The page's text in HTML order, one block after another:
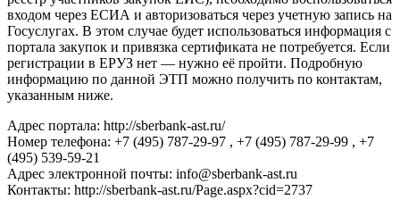
входом через ЕСИА и авторизоваться через учетную запись на
Госуслугах. В этом случае будет использоваться информация с
портала закупок и привязка сертификата не потребуется. Если
регистрации в ЕРУЗ нет — нужно её пройти. Подробную
информацию по данной ЭТП можно получить по контактам,
указанным ниже.
Адрес портала: http://sberbank-ast.ru/
Номер телефона: +7 (495) 787-29-97 , +7 (495) 787-29-99 , +7
(495) 539-59-21
Адрес электронной почты: info@sberbank-ast.ru
Контакты: http://sberbank-ast.ru/Page.aspx?cid=2737